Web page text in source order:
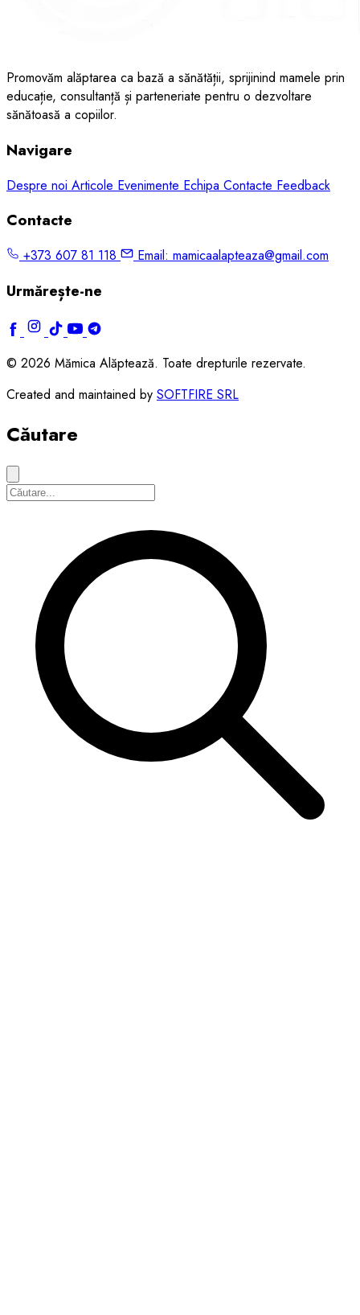
Promovăm alăptarea ca bază a sănătății, sprijinind mamele prin
educație, consultanță și parteneriate pentru o dezvoltare
sănătoasă a copiilor.
Navigare
Despre noi Articole Evenimente Echipa Contacte Feedback
Contacte
+373 607 81 118 Email: mamicaalapteaza@gmail.com
Urmărește-ne
© 2026 Mămica Alăptează. Toate drepturile rezervate.
Created and maintained by SOFTFIRE SRL
Căutare